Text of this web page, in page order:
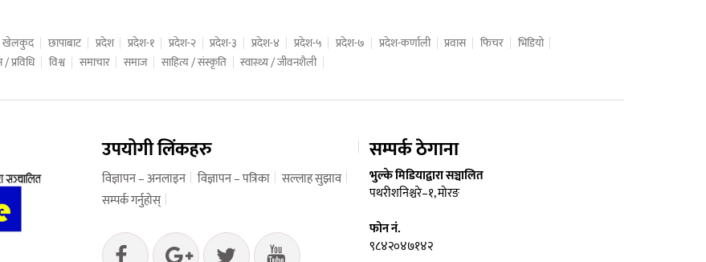
खेलकुद छापाबाट प्रदेश प्रदेश-१ प्रदेश-२ प्रदेश-३ प्रदेश-४ प्रदेश-५ प्रदेश-७ प्रदेश-कर्णाली प्रवास फिचर
भिडियो
/ प्रविधि विश्व समाचार समाज साहित्य / संस्कृति स्वास्थ्य / जीवनशैली
उपयोगी लिंकहरु
विज्ञापन – अनलाइन विज्ञापन – पत्रिका सल्लाह सुझाव
सम्पर्क गर्नुहोस्
सम्पर्क ठेगाना
भुल्के मिडियाद्वारा सञ्चालित
पथरीशनिश्चरे–१, मोरङ
फोन नं.
९८४२०४७१४२